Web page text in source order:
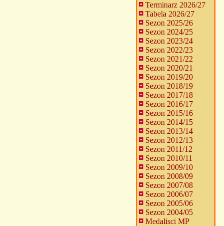
Terminarz 2026/27
Tabela 2026/27
Sezon 2025/26
Sezon 2024/25
Sezon 2023/24
Sezon 2022/23
Sezon 2021/22
Sezon 2020/21
Sezon 2019/20
Sezon 2018/19
Sezon 2017/18
Sezon 2016/17
Sezon 2015/16
Sezon 2014/15
Sezon 2013/14
Sezon 2012/13
Sezon 2011/12
Sezon 2010/11
Sezon 2009/10
Sezon 2008/09
Sezon 2007/08
Sezon 2006/07
Sezon 2005/06
Sezon 2004/05
Medalisci MP